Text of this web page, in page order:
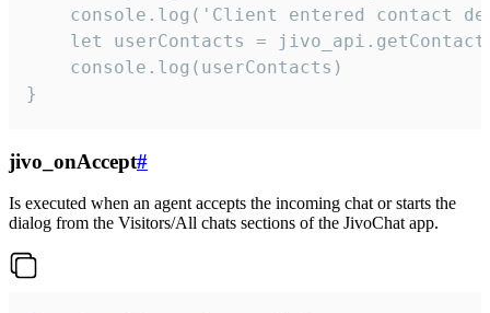
console.log('Client entered contact
let userContacts =
    console.log(userContacts)
}
jivo_onAccept#
Is executed when an agent accepts the incoming chat or starts the
dialog from the Visitors/All chats sections of the JivoChat app.